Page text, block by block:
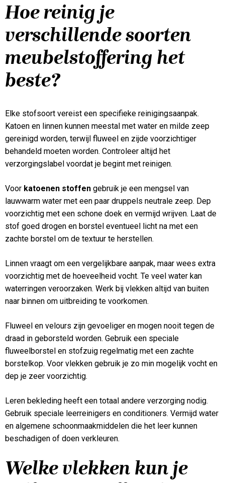
Hoe reinig je
verschillende soorten
meubelstoffering het
beste?
Elke stofsoort vereist een specifieke reinigingsaanpak.
Katoen en linnen kunnen meestal met water en milde zeep
gereinigd worden, terwijl fluweel en zijde voorzichtiger
behandeld moeten worden. Controleer altijd het
verzorgingslabel voordat je begint met reinigen.
Voor katoenen stoffen gebruik je een mengsel van
lauwwarm water met een paar druppels neutrale zeep. Dep
voorzichtig met een schone doek en vermijd wrijven. Laat de
stof goed drogen en borstel eventueel licht na met een
zachte borstel om de textuur te herstellen.
Linnen vraagt om een vergelijkbare aanpak, maar wees extra
voorzichtig met de hoeveelheid vocht. Te veel water kan
waterringen veroorzaken. Werk bij vlekken altijd van buiten
naar binnen om uitbreiding te voorkomen.
Fluweel en velours zijn gevoeliger en mogen nooit tegen de
draad in geborsteld worden. Gebruik een speciale
fluweelborstel en stofzuig regelmatig met een zachte
borstelkop. Voor vlekken gebruik je zo min mogelijk vocht en
dep je zeer voorzichtig.
Leren bekleding heeft een totaal andere verzorging nodig.
Gebruik speciale leerreinigers en conditioners. Vermijd water
en algemene schoonmaakmiddelen die het leer kunnen
beschadigen of doen verkleuren.
Welke vlekken kun je